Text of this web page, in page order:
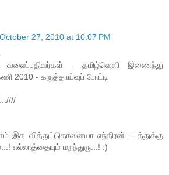
October 27, 2010 at 10:07 PM
வலைப்பதிவர்கள் - தமிழ்வெளி இணைந்து
2010 - கருத்தாய்வுப் போட்டி
இத வித்துட்டுதானையா எந்திரன் படத்துக்கு
எல்லாத்தையும் மறந்துரு...! :)